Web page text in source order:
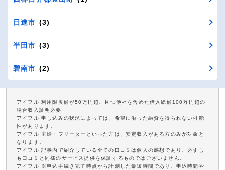
日進市 (3)
半田市 (3)
碧南市 (2)
アイフル 利用限度額が50万円超、且つ他社を含めた借入総額100万円超の
場合収入証明必要
アイフル 申し込みの状況によっては、希望に沿った融資を得られない可能
性があります。
アイフル 主婦・フリーターといった方は、安定収入がある方のみが対象と
なります。
アイフル 記事内で紹介している全ての口コミは個人の感想であり、必ずし
も口コミと同様のサービス提供を保証するものではございません。
アイフル ※申込手続き完了時点から計測した最短時間であり、申込時間や